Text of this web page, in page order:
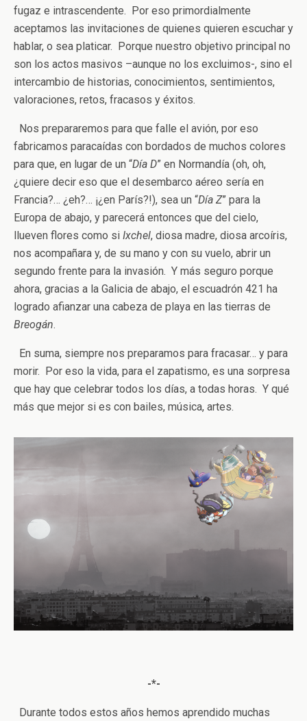
fugaz e intrascendente. Por eso primordialmente
aceptamos las invitaciones de quienes quieren escuchar y
hablar, o sea platicar. Porque nuestro objetivo principal no
son los actos masivos –aunque no los excluimos-, sino el
intercambio de historias, conocimientos, sentimientos,
valoraciones, retos, fracasos y éxitos.
Nos prepararemos para que falle el avión, por eso
fabricamos paracaídas con bordados de muchos colores
para que, en lugar de un “Día D” en Normandía (oh, oh,
¿quiere decir eso que el desembarco aéreo sería en
Francia?… ¿eh?… ¡¿en París?!), sea un “Día Z” para la
Europa de abajo, y parecerá entonces que del cielo,
llueven flores como si Ixchel, diosa madre, diosa arcoíris,
nos acompañara y, de su mano y con su vuelo, abrir un
segundo frente para la invasión. Y más seguro porque
ahora, gracias a la Galicia de abajo, el escuadrón 421 ha
logrado afianzar una cabeza de playa en las tierras de
Breogán.
En suma, siempre nos preparamos para fracasar… y para
morir. Por eso la vida, para el zapatismo, es una sorpresa
que hay que celebrar todos los días, a todas horas. Y qué
más que mejor si es con bailes, música, artes.
-*-
Durante todos estos años hemos aprendido muchas